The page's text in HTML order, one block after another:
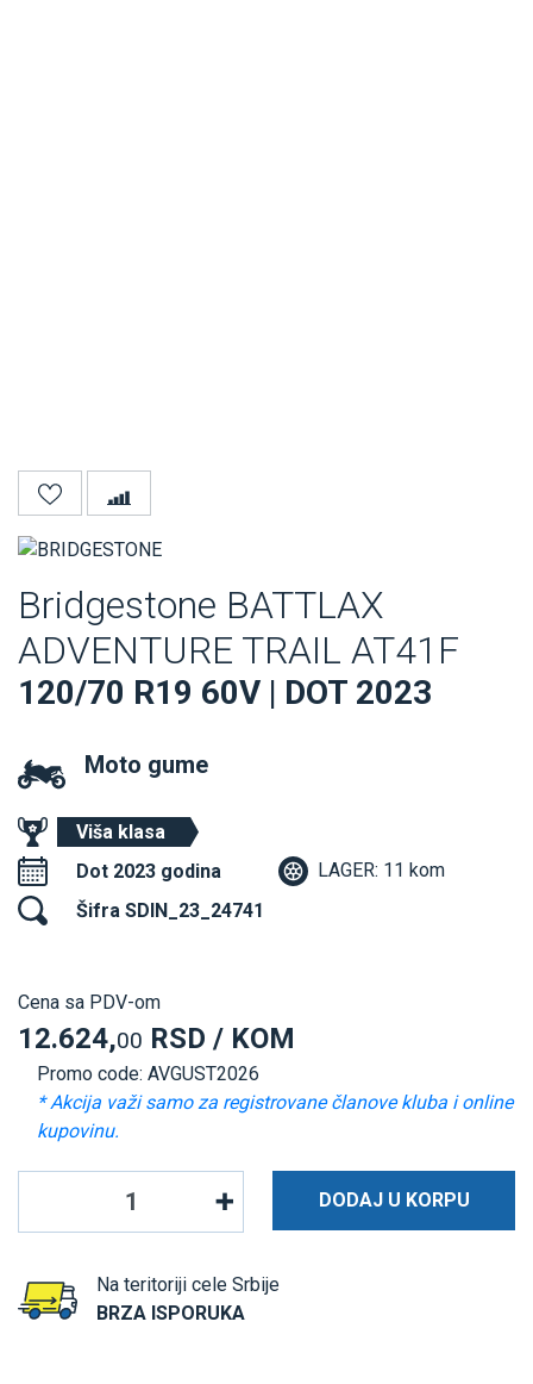
Bridgestone BATTLAX
ADVENTURE TRAIL AT41F
120/70 R19 60V | DOT 2023
Moto gume
Viša klasa
Dot 2023 godina
LAGER: 11 kom
Šifra SDIN_23_24741
Cena sa PDV-om
12.624,00 RSD / KOM
Promo code: AVGUST2026
* Akcija važi samo za registrovane članove kluba i online
kupovinu.
DODAJ U KORPU
Na teritoriji cele Srbije
BRZA ISPORUKA